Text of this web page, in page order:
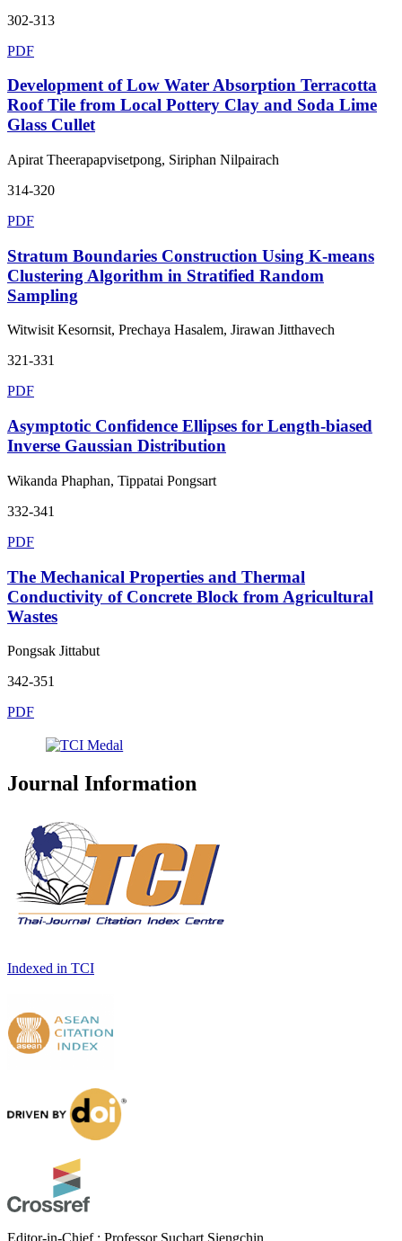
302-313
PDF
Development of Low Water Absorption Terracotta
Roof Tile from Local Pottery Clay and Soda Lime
Glass Cullet
Apirat Theerapapvisetpong, Siriphan Nilpairach
314-320
PDF
Stratum Boundaries Construction Using K-means
Clustering Algorithm in Stratified Random
Sampling
Witwisit Kesornsit, Prechaya Hasalem, Jirawan Jitthavech
321-331
PDF
Asymptotic Confidence Ellipses for Length-biased
Inverse Gaussian Distribution
Wikanda Phaphan, Tippatai Pongsart
332-341
PDF
The Mechanical Properties and Thermal
Conductivity of Concrete Block from Agricultural
Wastes
Pongsak Jittabut
342-351
PDF
Journal Information
Indexed in TCI